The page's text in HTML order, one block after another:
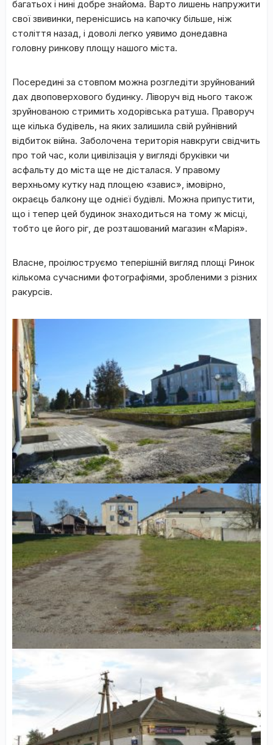
багатьох і нині добре знайома. Варто лишень напружити
свої звивинки, перенісшись на капочку більше, ніж
століття назад, і доволі легко уявимо донедавна
головну ринкову площу нашого міста.
Посередині за стовпом можна розгледіти зруйнований
дах двоповерхового будинку. Ліворуч від нього також
зруйнованою стримить ходорівська ратуша. Праворуч
ще кілька будівель, на яких залишила свій руйнівний
відбиток війна. Заболочена територія навкруги свідчить
про той час, коли цивілізація у вигляді бруківки чи
асфальту до міста ще не дісталася. У правому
верхньому кутку над площею «завис», імовірно,
окраєць балкону ще однієї будівлі. Можна припустити,
що і тепер цей будинок знаходиться на тому ж місці,
тобто це його ріг, де розташований магазин «Марія».
Власне, проілюструємо теперішній вигляд площі Ринок
кількома сучасними фотографіями, зробленими з різних
ракурсів.
Сучасний вид площі Ринок в Ходорові
Сучасний вид площі Ринок в Ходорові